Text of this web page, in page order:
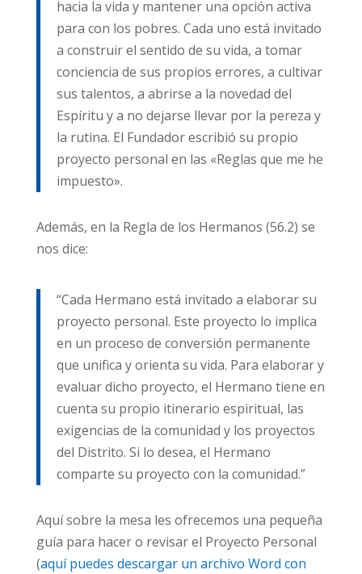
hacia la vida y mantener una opción activa
para con los pobres. Cada uno está invitado
a construir el sentido de su vida, a tomar
conciencia de sus propios errores, a cultivar
sus talentos, a abrirse a la novedad del
Espíritu y a no dejarse llevar por la pereza y
la rutina. El Fundador escribió su propio
proyecto personal en las «Reglas que me he
impuesto».
Además, en la Regla de los Hermanos (56.2) se
nos dice:
“Cada Hermano está invitado a elaborar su
proyecto personal. Este proyecto lo implica
en un proceso de conversión permanente
que unifica y orienta su vida. Para elaborar y
evaluar dicho proyecto, el Hermano tiene en
cuenta su propio itinerario espiritual, las
exigencias de la comunidad y los proyectos
del Distrito. Si lo desea, el Hermano
comparte su proyecto con la comunidad.”
Aquí sobre la mesa les ofrecemos una pequeña
guía para hacer o revisar el Proyecto Personal
(aquí puedes descargar un archivo Word con